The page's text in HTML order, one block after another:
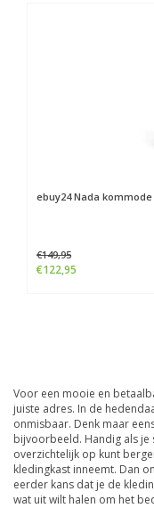
ebuy24Nada kommode
€149,95
€122,95
Voor een mooie en
juiste adres. In de
onmisbaar. Denk maar
bijvoorbeeld. Handig als je
overzichtelijk op kunt
kledingkast inneemt. Dan
eerder kans dat je de
wat uit wilt halen om het